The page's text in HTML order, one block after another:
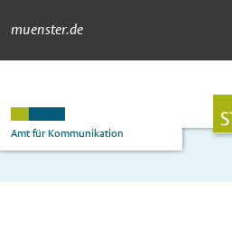
Newsdetail
muenster.de
Amt für Kommunikation